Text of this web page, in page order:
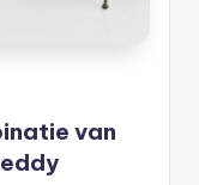
van